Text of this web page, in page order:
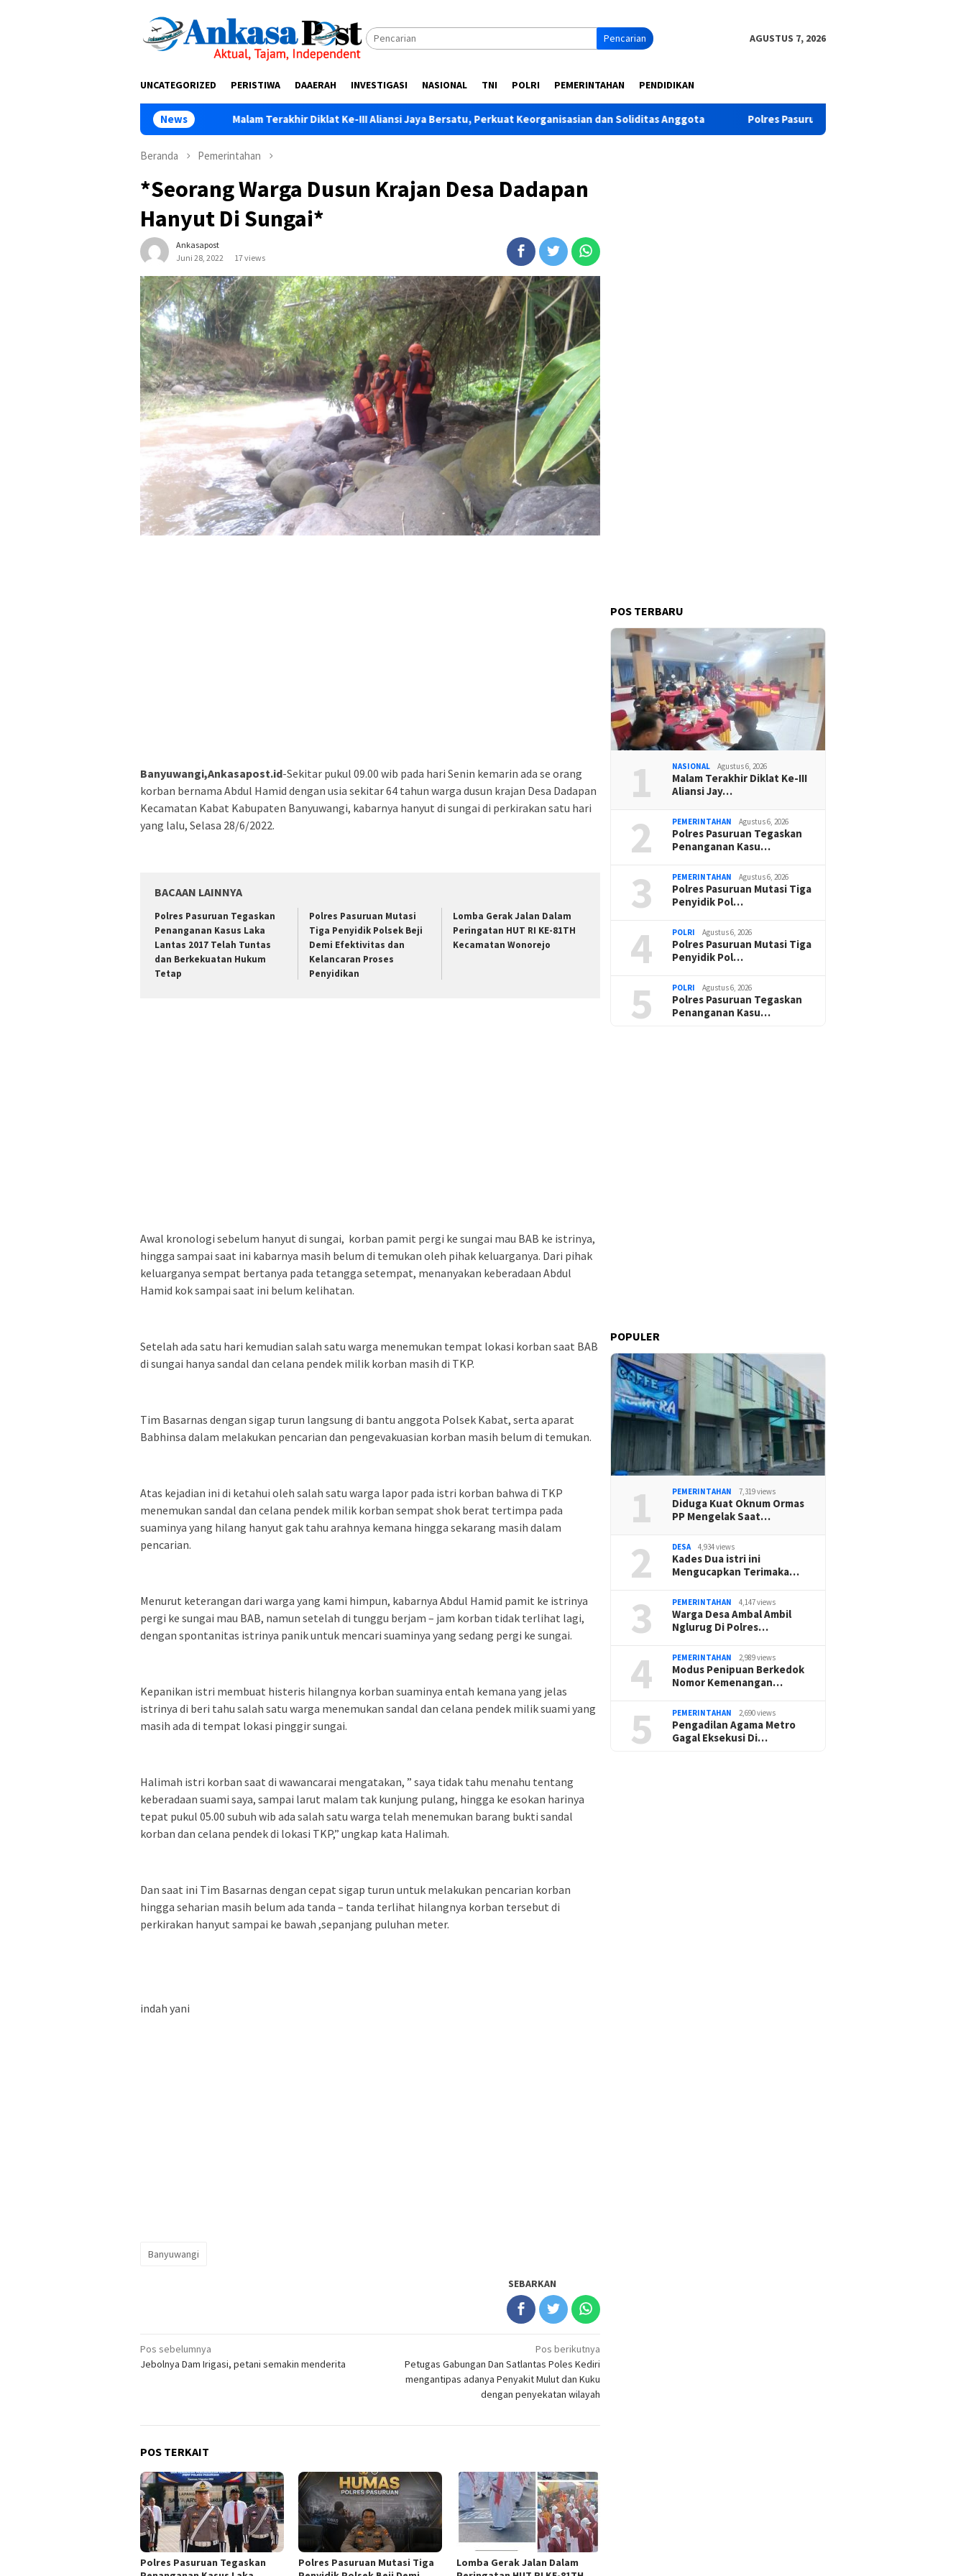
Pencarian AGUSTUS 7, 2026
UNCATEGORIZED PERISTIWA DAAERAH INVESTIGASI NASIONAL TNI POLRI PEMERINTAHAN PENDIDIKAN
News
Malam Terakhir Diklat Ke-III Aliansi Jaya Bersatu, Perkuat Keorganisasian dan Soliditas Anggota Polres Pasuruan Tegaskan Penanganan Kasus Laka Lantas
Beranda Pemerintahan
*Seorang Warga Dusun Krajan Desa Dadapan
Hanyut Di Sungai*
Ankasapost
Juni 28, 2022
17 views
Banyuwangi,Ankasapost.id-Sekitar pukul 09.00 wib pada hari Senin kemarin ada se orang
korban bernama Abdul Hamid dengan usia sekitar 64 tahun warga dusun krajan Desa Dadapan
Kecamatan Kabat Kabupaten Banyuwangi, kabarnya hanyut di sungai di perkirakan satu hari
yang lalu, Selasa 28/6/2022.
BACAAN LAINNYA
Polres Pasuruan Tegaskan
Penanganan Kasus Laka
Lantas 2017 Telah Tuntas
dan Berkekuatan Hukum
Tetap
Polres Pasuruan Mutasi
Tiga Penyidik Polsek Beji
Demi Efektivitas dan
Kelancaran Proses
Penyidikan
Lomba Gerak Jalan Dalam
Peringatan HUT RI KE-81TH
Kecamatan Wonorejo
Awal kronologi sebelum hanyut di sungai, korban pamit pergi ke sungai mau BAB ke istrinya,
hingga sampai saat ini kabarnya masih belum di temukan oleh pihak keluarganya. Dari pihak
keluarganya sempat bertanya pada tetangga setempat, menanyakan keberadaan Abdul
Hamid kok sampai saat ini belum kelihatan.
Setelah ada satu hari kemudian salah satu warga menemukan tempat lokasi korban saat BAB
di sungai hanya sandal dan celana pendek milik korban masih di TKP.
Tim Basarnas dengan sigap turun langsung di bantu anggota Polsek Kabat, serta aparat
Babhinsa dalam melakukan pencarian dan pengevakuasian korban masih belum di temukan.
Atas kejadian ini di ketahui oleh salah satu warga lapor pada istri korban bahwa di TKP
menemukan sandal dan celana pendek milik korban sempat shok berat tertimpa pada
suaminya yang hilang hanyut gak tahu arahnya kemana hingga sekarang masih dalam
pencarian.
Menurut keterangan dari warga yang kami himpun, kabarnya Abdul Hamid pamit ke istrinya
pergi ke sungai mau BAB, namun setelah di tunggu berjam – jam korban tidak terlihat lagi,
dengan spontanitas istrinya panik untuk mencari suaminya yang sedang pergi ke sungai.
Kepanikan istri membuat histeris hilangnya korban suaminya entah kemana yang jelas
istrinya di beri tahu salah satu warga menemukan sandal dan celana pendek milik suami yang
masih ada di tempat lokasi pinggir sungai.
Halimah istri korban saat di wawancarai mengatakan, ” saya tidak tahu menahu tentang
keberadaan suami saya, sampai larut malam tak kunjung pulang, hingga ke esokan harinya
tepat pukul 05.00 subuh wib ada salah satu warga telah menemukan barang bukti sandal
korban dan celana pendek di lokasi TKP,” ungkap kata Halimah.
Dan saat ini Tim Basarnas dengan cepat sigap turun untuk melakukan pencarian korban
hingga seharian masih belum ada tanda – tanda terlihat hilangnya korban tersebut di
perkirakan hanyut sampai ke bawah ,sepanjang puluhan meter.
indah yani
Banyuwangi
SEBARKAN
Navigasi
pos
Pos sebelumnya
Jebolnya Dam Irigasi, petani semakin menderita
Pos berikutnya
Petugas Gabungan Dan Satlantas Poles Kediri
mengantipas adanya Penyakit Mulut dan Kuku
dengan penyekatan wilayah
POS TERKAIT
Polres Pasuruan Tegaskan
Polres Pasuruan Mutasi Tiga
Lomba Gerak Jalan Dalam
POS TERBARU
1 NASIONAL Agustus 6, 2026
Malam Terakhir Diklat Ke-III
Aliansi Jay…
2 PEMERINTAHAN Agustus 6, 2026
Polres Pasuruan Tegaskan
Penanganan Kasu…
3 PEMERINTAHAN Agustus 6, 2026
Polres Pasuruan Mutasi Tiga
Penyidik Pol…
4 POLRI Agustus 6, 2026
Polres Pasuruan Mutasi Tiga
Penyidik Pol…
5 POLRI Agustus 6, 2026
Polres Pasuruan Tegaskan
Penanganan Kasu…
POPULER
1 PEMERINTAHAN 7,319 views
Diduga Kuat Oknum Ormas
PP Mengelak Saat…
2 DESA 4,934 views
Kades Dua istri ini
Mengucapkan Terimaka…
3 PEMERINTAHAN 4,147 views
Warga Desa Ambal Ambil
Nglurug Di Polres…
4 PEMERINTAHAN 2,989 views
Modus Penipuan Berkedok
Nomor Kemenangan…
5 PEMERINTAHAN 2,690 views
Pengadilan Agama Metro
Gagal Eksekusi Di…